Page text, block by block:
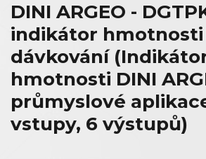
DINI ARGEO -
indikátor
dávkování
hmotnosti DINI
průmyslové
vstupy, 6 výstupů)